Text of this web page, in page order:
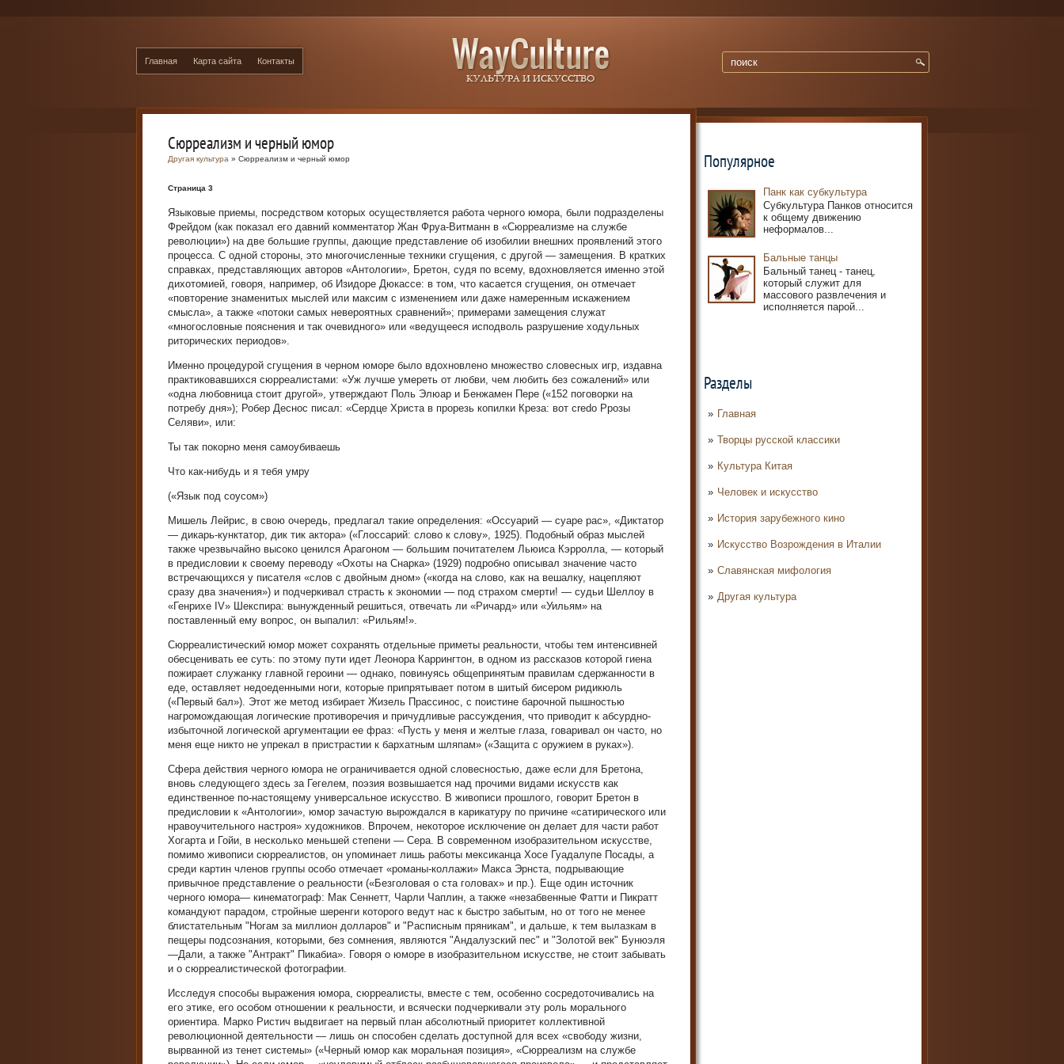
Главная Карта сайта Контакты
Популярное
Панк как субкультура
Субкультура Панков относится
к общему движению
неформалов...
Бальные танцы
Бальный танец - танец,
который служит для
массового развлечения и
исполняется парой...
Разделы
Главная
Творцы русской классики
Культура Китая
Человек и искусство
История зарубежного кино
Искусство Возрождения в Италии
Славянская мифология
Другая культура
Сюрреализм и черный юмор
Другая культура » Сюрреализм и черный юмор
Страница 3
Языковые приемы, посредством которых осуществляется работа черного юмора, были подразделены
Фрейдом (как показал его давний комментатор Жан Фруа-Витманн в «Сюрреализме на службе
революции») на две большие группы, дающие представление об изобилии внешних проявлений этого
процесса. С одной стороны, это многочисленные техники сгущения, с другой — замещения. В кратких
справках, представляющих авторов «Антологии», Бретон, судя по всему, вдохновляется именно этой
дихотомией, говоря, например, об Изидоре Дюкассе: в том, что касается сгущения, он отмечает
«повторение знаменитых мыслей или максим с изменением или даже намеренным искажением
смысла», а также «потоки самых невероятных сравнений»; примерами замещения служат
«многословные пояснения и так очевидного» или «ведущееся исподволь разрушение ходульных
риторических периодов».
Именно процедурой сгущения в черном юморе было вдохновлено множество словесных игр, издавна
практиковавшихся сюрреалистами: «Уж лучше умереть от любви, чем любить без сожалений» или
«одна любовница стоит другой», утверждают Поль Элюар и Бенжамен Пере («152 поговорки на
потребу дня»); Робер Деснос писал: «Сердце Христа в прорезь копилки Креза: вот сrеdо Ррозы
Селяви», или:
Ты так покорно меня самоубиваешь
Что как-нибудь и я тебя умру
(«Язык под соусом»)
Мишель Лейрис, в свою очередь, предлагал такие определения: «Оссуарий — суаре рас», «Диктатор
— дикарь-кунктатор, дик тик актора» («Глоссарий: слово к слову», 1925). Подобный образ мыслей
также чрезвычайно высоко ценился Арагоном — большим почитателем Льюиса Кэрролла, — который
в предисловии к своему переводу «Охоты на Снарка» (1929) подробно описывал значение часто
встречающихся у писателя «слов с двойным дном» («когда на слово, как на вешалку, нацепляют
сразу два значения») и подчеркивал страсть к экономии — под страхом смерти! — судьи Шеллоу в
«Генрихе IV» Шекспира: вынужденный решиться, отвечать ли «Ричард» или «Уильям» на
поставленный ему вопрос, он выпалил: «Рильям!».
Сюрреалистический юмор может сохранять отдельные приметы реальности, чтобы тем интенсивней
обесценивать ее суть: по этому пути идет Леонора Каррингтон, в одном из рассказов которой гиена
пожирает служанку главной героини — однако, повинуясь общепринятым правилам сдержанности в
еде, оставляет недоеденными ноги, которые припрятывает потом в шитый бисером ридикюль
(«Первый бал»). Этот же метод избирает Жизель Прассинос, с поистине барочной пышностью
нагромождающая логические противоречия и причудливые рассуждения, что приводит к абсурдно-
избыточной логической аргументации ее фраз: «Пусть у меня и желтые глаза, говаривал он часто, но
меня еще никто не упрекал в пристрастии к бархатным шляпам» («Защита с оружием в руках»).
Сфера действия черного юмора не ограничивается одной словесностью, даже если для Бретона,
вновь следующего здесь за Гегелем, поэзия возвышается над прочими видами искусств как
единственное по-настоящему универсальное искусство. В живописи прошлого, говорит Бретон в
предисловии к «Антологии», юмор зачастую вырождался в карикатуру по причине «сатирического или
нравоучительного настроя» художников. Впрочем, некоторое исключение он делает для части работ
Хогарта и Гойи, в несколько меньшей степени — Сера. В современном изобразительном искусстве,
помимо живописи сюрреалистов, он упоминает лишь работы мексиканца Хосе Гуадалупе Посады, а
среди картин членов группы особо отмечает «романы-коллажи» Макса Эрнста, подрывающие
привычное представление о реальности («Безголовая о ста головах» и пр.). Еще один источник
черного юмора— кинематограф: Мак Сеннетт, Чарли Чаплин, а также «незабвенные Фатти и Пикратт
командуют парадом, стройные шеренги которого ведут нас к быстро забытым, но от того не менее
блистательным "Ногам за миллион долларов" и "Расписным пряникам", и дальше, к тем вылазкам в
пещеры подсознания, которыми, без сомнения, являются "Андалузский пес" и "Золотой век" Бунюэля
—Дали, а также "Антракт" Пикабиа». Говоря о юморе в изобразительном искусстве, не стоит забывать
и о сюрреалистической фотографии.
Исследуя способы выражения юмора, сюрреалисты, вместе с тем, особенно сосредоточивались на
его этике, его особом отношении к реальности, и всячески подчеркивали эту роль морального
ориентира. Марко Ристич выдвигает на первый план абсолютный приоритет коллективной
революционной деятельности — лишь он способен сделать доступной для всех «свободу жизни,
вырванной из тенет системы» («Черный юмор как моральная позиция», «Сюрреализм на службе